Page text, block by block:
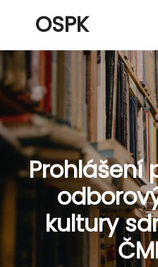
OSPK
Prohlášení
kultury